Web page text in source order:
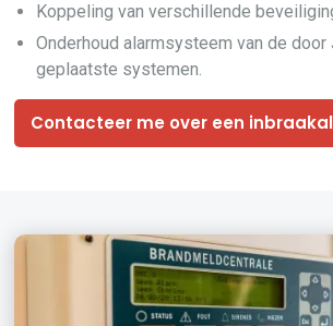
Koppeling van verschillende
Onderhoud alarmsysteem van de
geplaatste systemen.
Contacteer me over een